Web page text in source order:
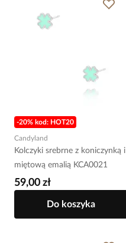
-20% kod: HOT20
Candyland
Kolczyki srebrne z koniczynką i
miętową emalią KCA0021
59,00 zł
Do koszyka